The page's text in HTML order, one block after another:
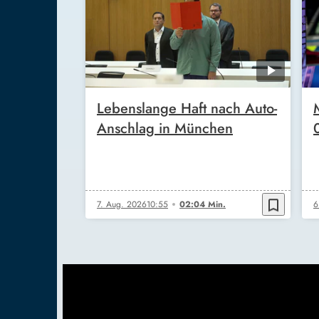
Lebenslange Haft nach Auto-
Anschlag in München
7. Aug. 202610:55 02:04 Min. bookmark_border